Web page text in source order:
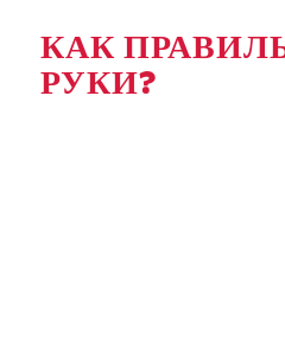
КАК
РУКИ?